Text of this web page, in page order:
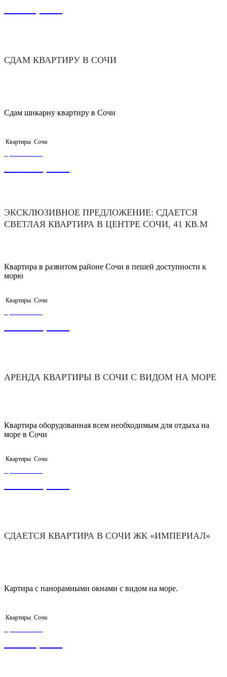
СДАМ КВАРТИРУ В СОЧИ
Сдам шикарну квартиру в Сочи
Квартиры Сочи
ЭКСКЛЮЗИВНОЕ ПРЕДЛОЖЕНИЕ: СДАЕТСЯ
СВЕТЛАЯ КВАРТИРА В ЦЕНТРЕ СОЧИ, 41 КВ.М
Квартира в развитом районе Сочи в пешей доступности к
морю
Квартиры Сочи
АРЕНДА КВАРТИРЫ В СОЧИ С ВИДОМ НА МОРЕ
Квартира оборудованная всем необходимым для отдыха на
море в Сочи
Квартиры Сочи
СДАЕТСЯ КВАРТИРА В СОЧИ ЖК «ИМПЕРИАЛ»
Картира с панорамными окнами с видом на море.
Квартиры Сочи